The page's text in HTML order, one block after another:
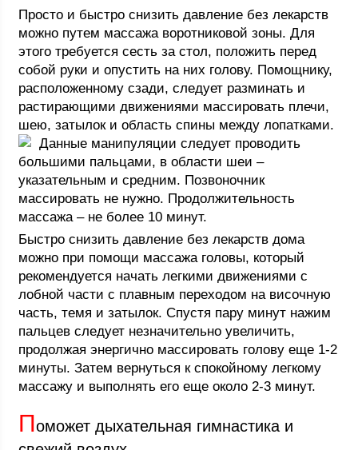
Просто и быстро снизить давление без лекарств
можно путем массажа воротниковой зоны. Для
этого требуется сесть за стол, положить перед
собой руки и опустить на них голову. Помощнику,
расположенному сзади, следует разминать и
растирающими движениями массировать плечи,
шею, затылок и область спины между лопатками.
Данные манипуляции следует проводить
большими пальцами, в области шеи –
указательным и средним. Позвоночник
массировать не нужно. Продолжительность
массажа – не более 10 минут.
Быстро снизить давление без лекарств дома
можно при помощи массажа головы, который
рекомендуется начать легкими движениями с
лобной части с плавным переходом на височную
часть, темя и затылок. Спустя пару минут нажим
пальцев следует незначительно увеличить,
продолжая энергично массировать голову еще 1-2
минуты. Затем вернуться к спокойному легкому
массажу и выполнять его еще около 2-3 минут.
Поможет дыхательная гимнастика и